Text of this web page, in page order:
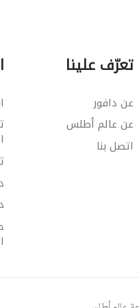
تعرّف علينا
عن دافور
عن عالم أطلس
اتصل بنا